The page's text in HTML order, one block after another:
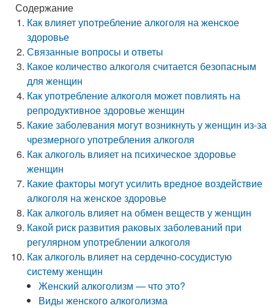
Содержание
Как влияет употребление алкоголя на женское
здоровье
Связанные вопросы и ответы
Какое количество алкоголя считается безопасным
для женщин
Как употребление алкоголя может повлиять на
репродуктивное здоровье женщин
Какие заболевания могут возникнуть у женщин из-за
чрезмерного употребления алкоголя
Как алкоголь влияет на психическое здоровье
женщин
Какие факторы могут усилить вредное воздействие
алкоголя на женское здоровье
Как алкоголь влияет на обмен веществ у женщин
Какой риск развития раковых заболеваний при
регулярном употреблении алкоголя
Как алкоголь влияет на сердечно-сосудистую
систему женщин
Женский алкоголизм — что это?
Виды женского алкоголизма